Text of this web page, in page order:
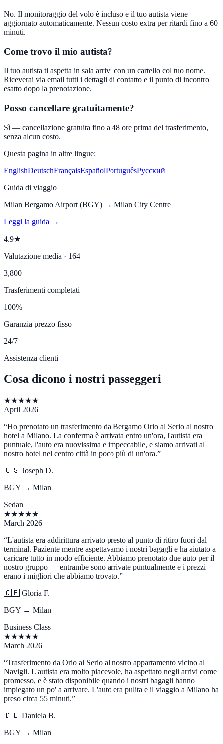
No. Il monitoraggio del volo è incluso e il tuo autista viene
aggiornato automaticamente. Nessun costo extra per ritardi fino a 60
minuti.
Come trovo il mio autista?
Il tuo autista ti aspetta in sala arrivi con un cartello col tuo nome.
Riceverai via email tutti i dettagli di contatto e il punto di incontro
esatto dopo la prenotazione.
Posso cancellare gratuitamente?
Sì — cancellazione gratuita fino a 48 ore prima del trasferimento,
senza alcun costo.
Questa pagina in altre lingue:
EnglishDeutschFrançaisEspañolPortuguêsРусский
Guida di viaggio
Milan Bergamo Airport (BGY) → Milan City Centre
Leggi la guida →
4.9★
Valutazione media · 164
3,800+
Trasferimenti completati
100%
Garanzia prezzo fisso
24/7
Assistenza clienti
Cosa dicono i nostri passeggeri
★★★★★
April 2026
“Ho prenotato un trasferimento da Bergamo Orio al Serio al nostro
hotel a Milano. La conferma è arrivata entro un'ora, l'autista era
puntuale, l'auto era nuovissima e impeccabile, e siamo arrivati al
nostro hotel nel centro città in poco più di un'ora.”
🇺🇸 Joseph D.
BGY → Milan
Sedan
★★★★★
March 2026
“L'autista era addirittura arrivato presto al punto di ritiro fuori dal
terminal. Paziente mentre aspettavamo i nostri bagagli e ha aiutato a
caricare tutto in modo efficiente. Abbiamo prenotato due auto per il
nostro gruppo — entrambe sono arrivate puntualmente e i prezzi
erano i migliori che abbiamo trovato.”
🇬🇧 Gloria F.
BGY → Milan
Business Class
★★★★★
March 2026
“Trasferimento da Orio al Serio al nostro appartamento vicino al
Navigli. L'autista era molto piacevole, ha aspettato negli arrivi come
promesso, e è stato disponibile quando i nostri bagagli hanno
impiegato un po' a arrivare. L'auto era pulita e il viaggio a Milano ha
preso circa 55 minuti.”
🇩🇪 Daniela B.
BGY → Milan